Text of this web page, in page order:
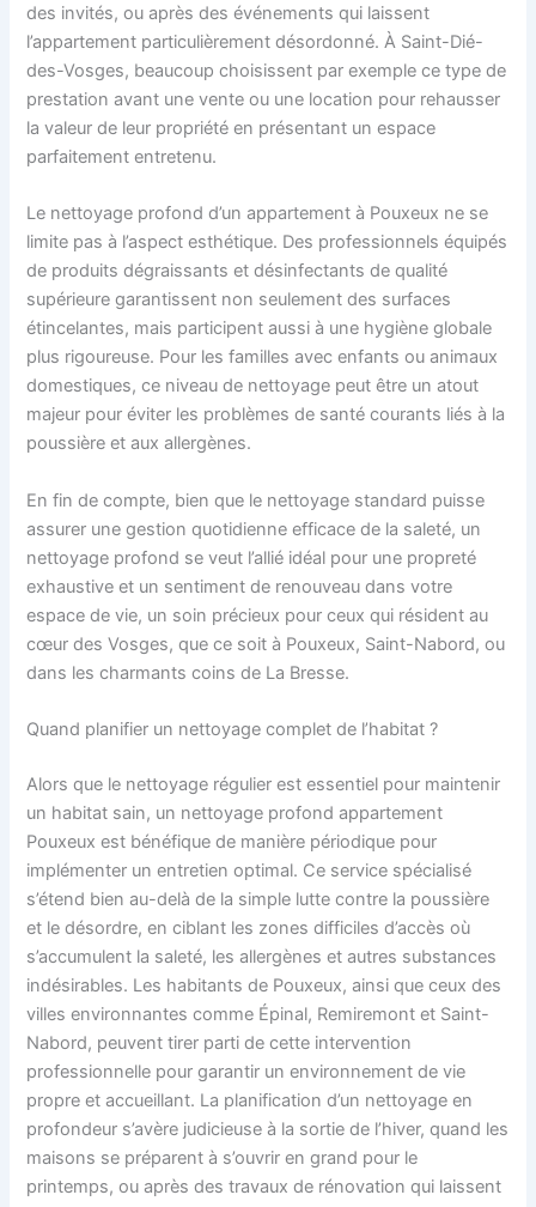
des invités, ou après des événements qui laissent
l’appartement particulièrement désordonné. À Saint-Dié-
des-Vosges, beaucoup choisissent par exemple ce type de
prestation avant une vente ou une location pour rehausser
la valeur de leur propriété en présentant un espace
parfaitement entretenu.
Le nettoyage profond d’un appartement à Pouxeux ne se
limite pas à l’aspect esthétique. Des professionnels équipés
de produits dégraissants et désinfectants de qualité
supérieure garantissent non seulement des surfaces
étincelantes, mais participent aussi à une hygiène globale
plus rigoureuse. Pour les familles avec enfants ou animaux
domestiques, ce niveau de nettoyage peut être un atout
majeur pour éviter les problèmes de santé courants liés à la
poussière et aux allergènes.
En fin de compte, bien que le nettoyage standard puisse
assurer une gestion quotidienne efficace de la saleté, un
nettoyage profond se veut l’allié idéal pour une propreté
exhaustive et un sentiment de renouveau dans votre
espace de vie, un soin précieux pour ceux qui résident au
cœur des Vosges, que ce soit à Pouxeux, Saint-Nabord, ou
dans les charmants coins de La Bresse.
Quand planifier un nettoyage complet de l’habitat ?
Alors que le nettoyage régulier est essentiel pour maintenir
un habitat sain, un nettoyage profond appartement
Pouxeux est bénéfique de manière périodique pour
implémenter un entretien optimal. Ce service spécialisé
s’étend bien au-delà de la simple lutte contre la poussière
et le désordre, en ciblant les zones difficiles d’accès où
s’accumulent la saleté, les allergènes et autres substances
indésirables. Les habitants de Pouxeux, ainsi que ceux des
villes environnantes comme Épinal, Remiremont et Saint-
Nabord, peuvent tirer parti de cette intervention
professionnelle pour garantir un environnement de vie
propre et accueillant. La planification d’un nettoyage en
profondeur s’avère judicieuse à la sortie de l’hiver, quand les
maisons se préparent à s’ouvrir en grand pour le
printemps, ou après des travaux de rénovation qui laissent